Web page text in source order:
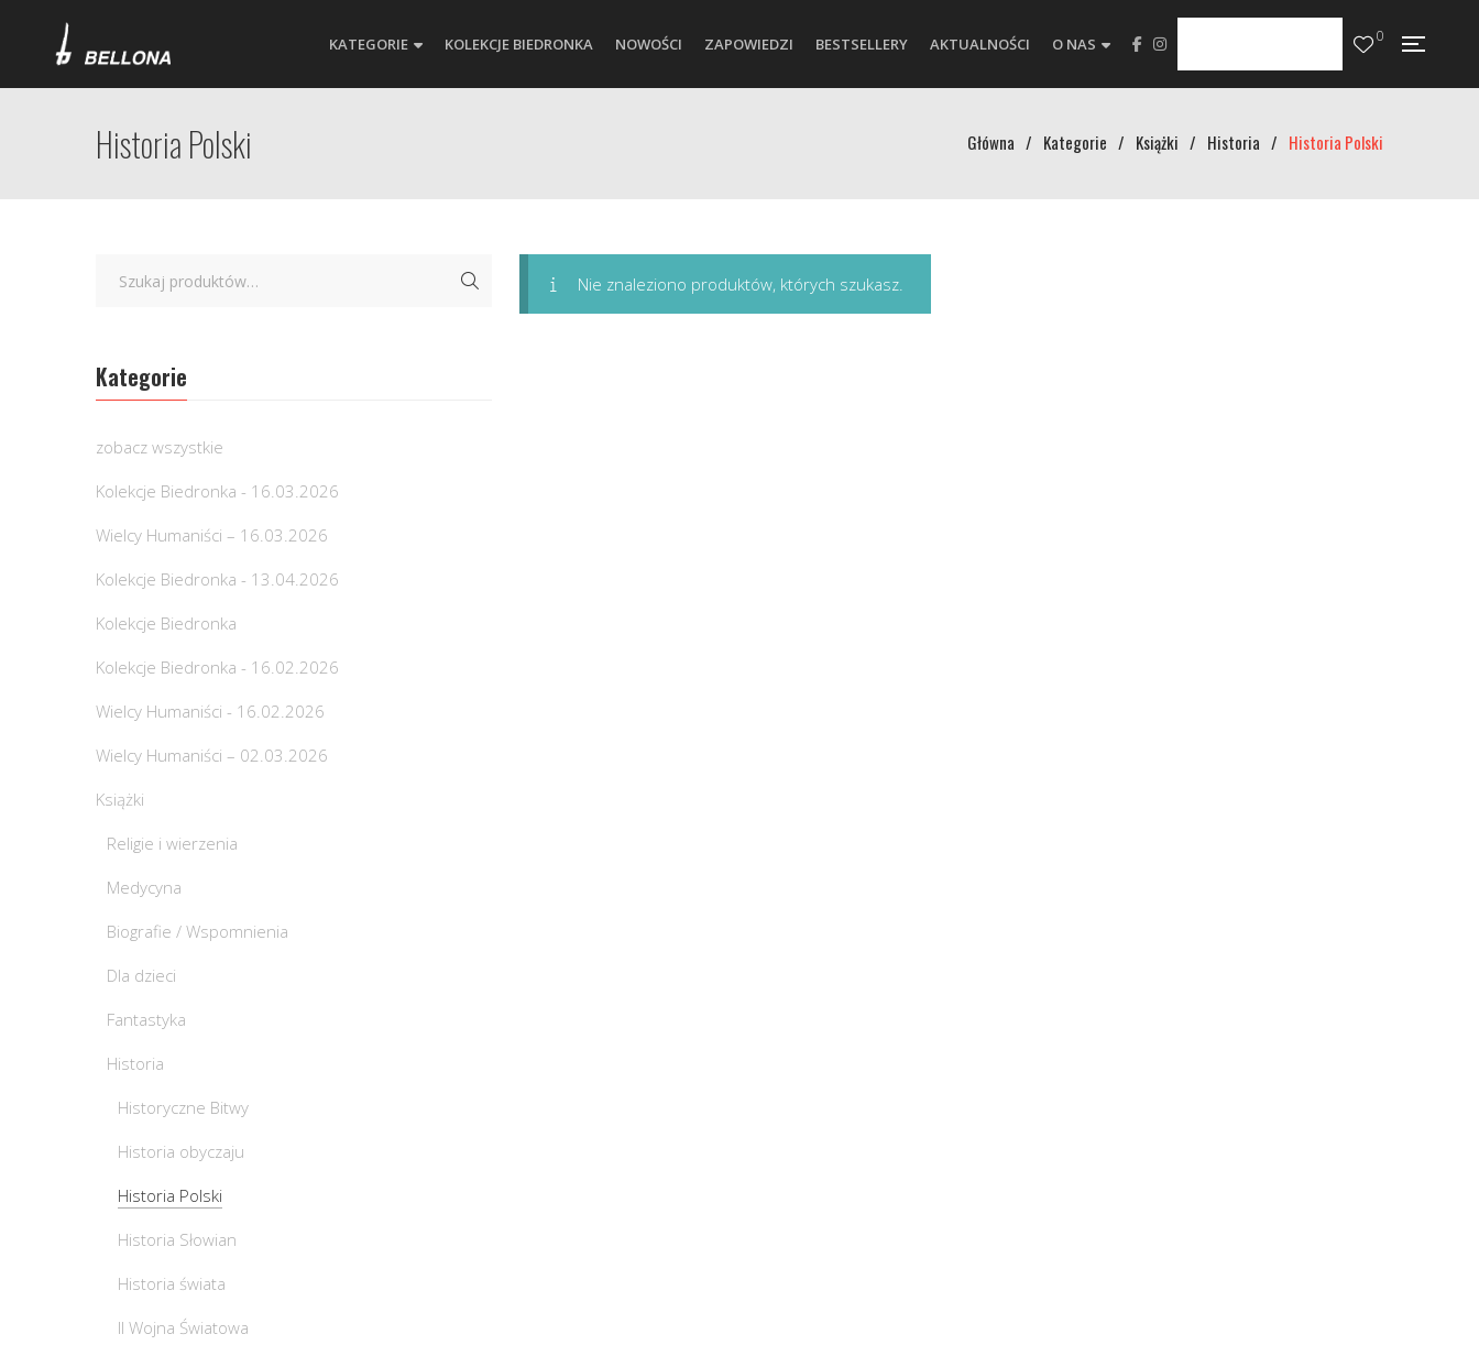
KATEGORIE KOLEKCJE BIEDRONKA NOWOŚCI ZAPOWIEDZI BESTSELLERY AKTUALNOŚCI O NAS 0
Historia Polski Główna / Kategorie / Książki / Historia / Historia Polski
Nie znaleziono produktów, których szukasz.
Kategorie
zobacz wszystkie
Kolekcje Biedronka - 16.03.2026
Wielcy Humaniści – 16.03.2026
Kolekcje Biedronka - 13.04.2026
Kolekcje Biedronka
Kolekcje Biedronka - 16.02.2026
Wielcy Humaniści - 16.02.2026
Wielcy Humaniści – 02.03.2026
Książki
Religie i wierzenia
Medycyna
Biografie / Wspomnienia
Dla dzieci
Fantastyka
Historia
Historyczne Bitwy
Historia obyczaju
Historia Polski
Historia Słowian
Historia świata
II Wojna Światowa